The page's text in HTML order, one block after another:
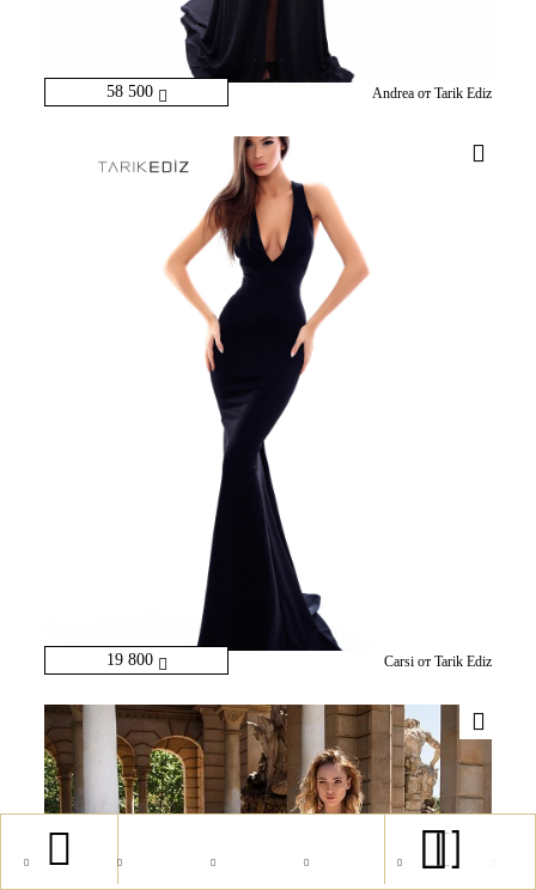
58 500 Andrea от Tarik Ediz
19 800 Carsi от Tarik Ediz